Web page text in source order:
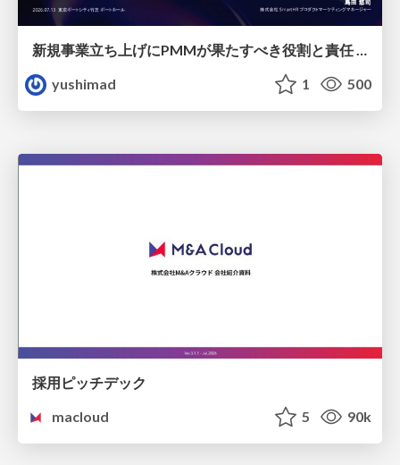
yushimad
1 500
採用ピッチデック
macloud
5 90k